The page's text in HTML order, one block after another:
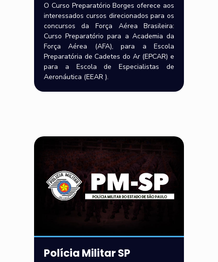
O Curso Preparatório Borges oferece aos
interessados cursos direcionados para os
concursos da Força Aérea Brasileira:
Curso Preparatório para a Academia da
Força Aérea (AFA), para a Escola
Preparatória de Cadetes do Ar (EPCAR) e
para a Escola de Especialistas de
Aeronáutica (EEAR ).
Polícia Militar SP